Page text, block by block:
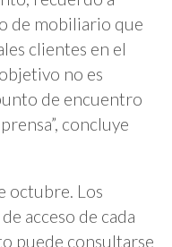
de mobiliario que
clientes en el
no es
de encuentro
concluye
octubre. Los
acceso de cada
puede consultarse